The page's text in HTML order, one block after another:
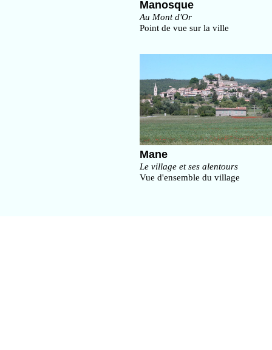
Manosque
Au Mont d'Or
Point de vue sur la ville
Mane
Le village et ses alentours
Vue d'ensemble du village